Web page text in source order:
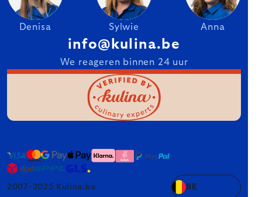
Denisa Sylwie Anna
info@kulina.be
We reageren binnen 24 uur
2007–2025 Kulina.be BE